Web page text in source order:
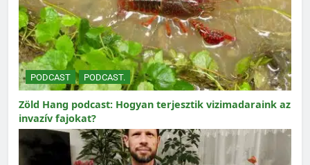
PODCAST PODCAST.
Zöld Hang podcast: Hogyan terjesztik vizimadaraink az
invazív fajokat?